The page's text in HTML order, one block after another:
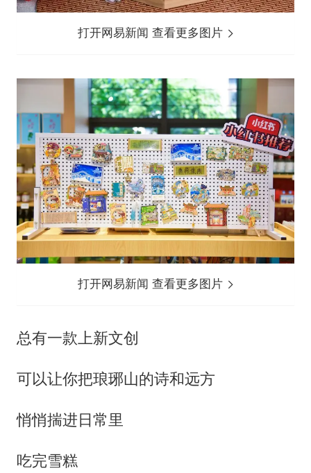
打开网易新闻 查看更多图片
打开网易新闻 查看更多图片
总有一款上新文创
可以让你把琅琊山的诗和远方
悄悄揣进日常里
吃完雪糕